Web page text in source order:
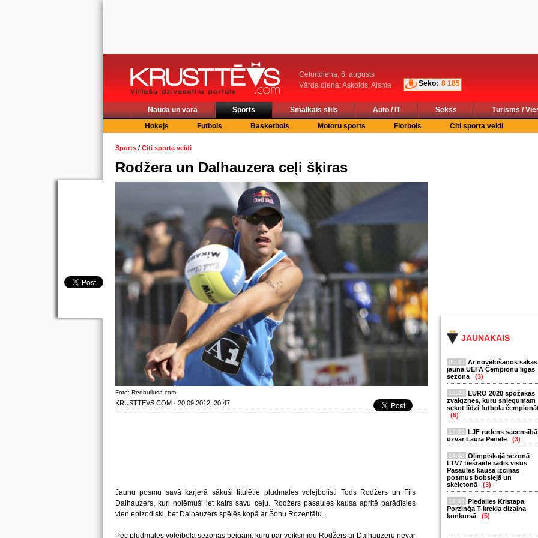
Ceturtdiena, 6. augusts
Vārda diena: Askolds, Aisma
Seko: 8 185
Nauda un vara Sports Smalkais stils Auto / IT Sekss
Tūrisms /
Hokejs
Futbols Basketbols Motoru sports Florbols Citi sporta veidi
JAUNĀKAIS
06:45 Ar novēlošanos sākas
jaunā UEFA Čempionu līgas
sezona
(3)
16:23 EURO 2020 spožākās
zvaigznes, kuru sniegumam
sekot līdzi futbola
(6)
17:09 LJF rudens
uzvar Laura Penele
(3)
14:48 Olimpiskajā sezonā
LTV7 tiešraidē rādīs visus
Pasaules kausa izcīņas
posmus bobslejā un
skeletonā
(3)
14:49 Piedalies Kristapa
Porziņģa T-krekla dizaina
konkursā
(5)
Sports /Citi sporta veidi
Rodžera un Dalhauzera ceļi šķiras
Foto: Redbullusa.com.
KRUSTTEVS.COM · 20.09.2012. 20:47
Jaunu posmu savā karjerā sākuši titulētie pludmales volejbolisti Tods Rodžers un Fils
Dalhauzers, kuri nolēmuši iet katrs savu ceļu. Rodžers pasaules kausa apritē parādīsies
vien epizodiski, bet Dalhauzers spēlēs kopā ar Šonu Rozentālu.
Pēc pludmales volejbola sezonas beigām, kuru par veiksmīgu Rodžers ar Dalhauzeru nevar